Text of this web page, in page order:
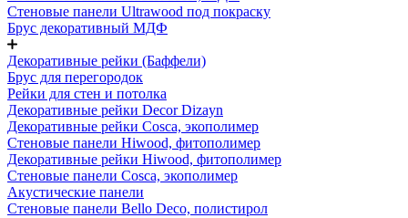
Стеновые панели Ultrawood под покраску
Брус декоративный МДФ
Декоративные рейки (Баффели)
Брус для перегородок
Рейки для стен и потолка
Декоративные рейки Decor Dizayn
Декоративные рейки Cosca, экополимер
Стеновые панели Hiwood, фитополимер
Декоративные рейки Hiwood, фитополимер
Стеновые панели Cosca, экополимер
Акустические панели
Стеновые панели Bello Deco, полистирол